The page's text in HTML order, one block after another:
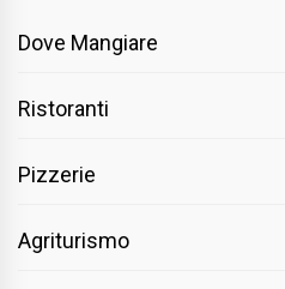
Dove Mangiare
Ristoranti
Pizzerie
Agriturismo